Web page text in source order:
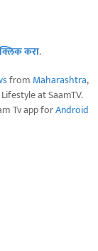
क्लिक करा.
from Maharashtra,
at SaamTV.
Tv app forAndroid